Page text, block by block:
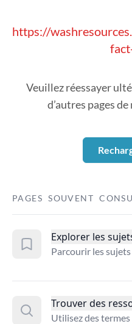
https://
Veuillez réessayer
d’autres pages
PAGES SOUVENT
Explorer les
Parcourir les
Trouver des
Utilisez des